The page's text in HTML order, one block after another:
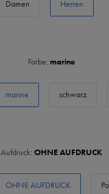
Damen Herren
Farbe: marine
marine schwarz
Aufdruck: OHNE AUFDRUCK
OHNE AUFDRUCK